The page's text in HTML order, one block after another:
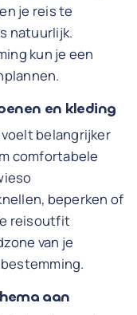
je reis te
natuurlijk.
kun je een
en kleding
belangrijker
comfortabele
beperken of
reisoutfit
van je
aan